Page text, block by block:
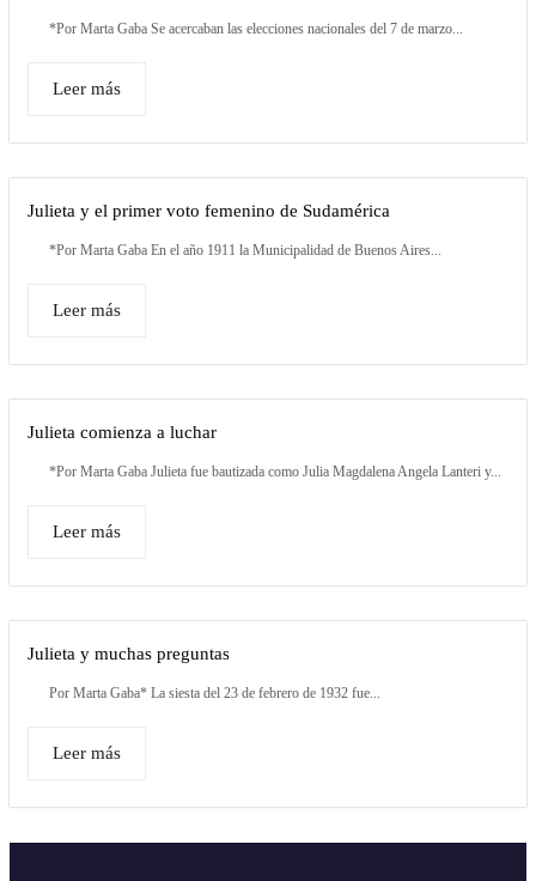
*Por Marta Gaba Se acercaban las elecciones nacionales del 7 de marzo...
Leer más
Julieta y el primer voto femenino de Sudamérica
*Por Marta Gaba En el año 1911 la Municipalidad de Buenos Aires...
Leer más
Julieta comienza a luchar
*Por Marta Gaba Julieta fue bautizada como Julia Magdalena Angela Lanteri y...
Leer más
Julieta y muchas preguntas
Por Marta Gaba* La siesta del 23 de febrero de 1932 fue...
Leer más